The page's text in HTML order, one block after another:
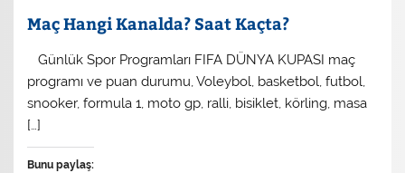
Maç Hangi Kanalda? Saat Kaçta?
​ Günlük Spor Programları FIFA DÜNYA KUPASI maç
programı ve puan durumu, Voleybol, basketbol, futbol,
snooker, formula 1, moto gp, ralli, bisiklet, körling, masa
[…]
Bunu paylaş: